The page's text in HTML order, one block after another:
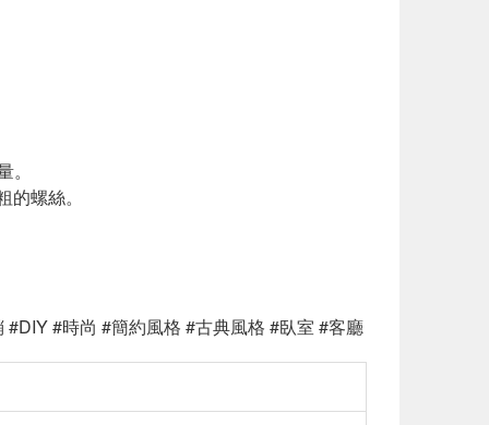
螺絲。
#時尚 #簡約風格 #古典風格 #臥室 #客廳